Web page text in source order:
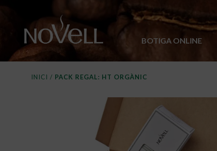
BOTIGA ONLINE
INICI / PACK REGAL: HT ORGÀNIC